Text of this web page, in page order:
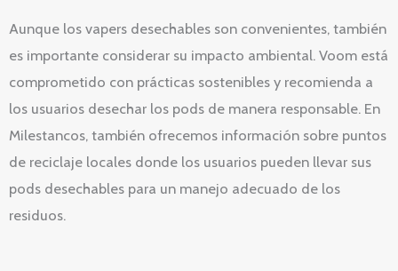
Aunque los vapers desechables son convenientes, también
es importante considerar su impacto ambiental. Voom está
comprometido con prácticas sostenibles y recomienda a
los usuarios desechar los pods de manera responsable. En
Milestancos, también ofrecemos información sobre puntos
de reciclaje locales donde los usuarios pueden llevar sus
pods desechables para un manejo adecuado de los
residuos.